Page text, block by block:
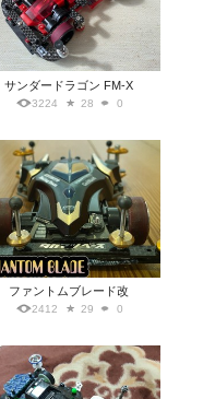
サンダードラゴン FM-X
3224 28 0
ファントムブレード改
2412 29 0